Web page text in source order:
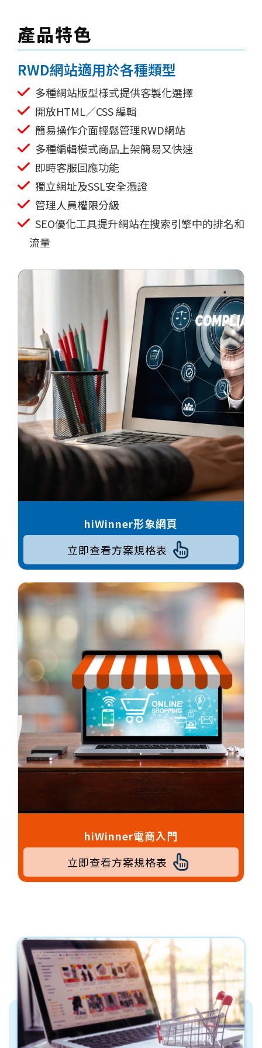
產品特色
RWD網站適用於各種類型
多種網站版型樣式提供客製化選擇
開放HTML／CSS 編輯
簡易操作介面輕鬆管理RWD網站
多種編輯模式商品上架簡易又快速
即時客服回應功能
獨立網址及SSL安全憑證
管理人員權限分級
SEO優化工具提升網站在搜索引擎中的排名和
流量
hiWinner形象網頁
立即查看方案規格表
hiWinner電商入門
立即查看方案規格表